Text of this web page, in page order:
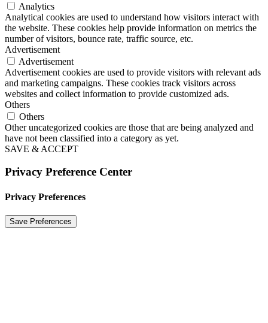
Analytics
Analytical cookies are used to understand how visitors interact with
the website. These cookies help provide information on metrics the
number of visitors, bounce rate, traffic source, etc.
Advertisement
Advertisement
Advertisement cookies are used to provide visitors with relevant ads
and marketing campaigns. These cookies track visitors across
websites and collect information to provide customized ads.
Others
Others
Other uncategorized cookies are those that are being analyzed and
have not been classified into a category as yet.
SAVE & ACCEPT
Privacy Preference Center
Privacy Preferences